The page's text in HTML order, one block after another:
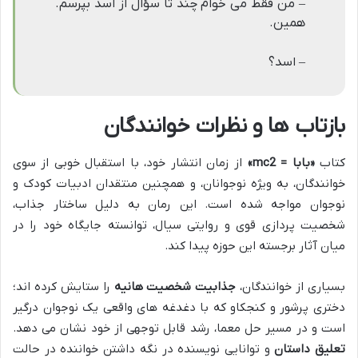
– من فقط می خوام چند تا سؤال از اسد بپرسم.
همین.
– اسد؟
بازتاب ها و نظرات خوانندگان
کتاب«بابا = mc2»
از زمان انتشار خود، با استقبال خوبی از سوی
خوانندگان، به ویژه نوجوانان، و همچنین منتقدان ادبیات کودک و
نوجوان مواجه شده است. این رمان به دلیل ساختار جذاب،
شخصیت پردازی قوی و روایتی سیال، توانسته جایگاه خود را در
میان آثار برجسته این حوزه پیدا کند.
بسیاری از خوانندگان، جذابیت شخصیت هانیه را ستایش کرده اند؛
دختری پرشور و کنجکاو که با دغدغه های واقعی یک نوجوان درگیر
است و در مسیر حل معما، رشد قابل توجهی از خود نشان می دهد.
تعلیق داستانو توانایی نویسنده در نگه داشتن خواننده در حالت